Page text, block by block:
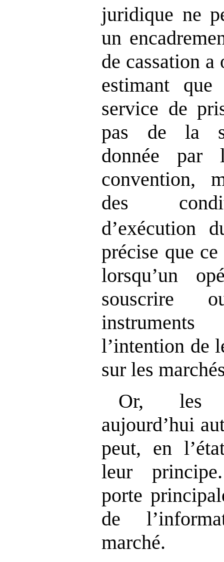
juridique ne
un
de cassation a
estimant
service de
pas de la
donnée par
convention,
des
d’exécution
précise que
lorsqu’un
souscrire
l’intention de
sur les
Or, les
aujourd’hui
peut, en
leur
porte
de l’
marché.